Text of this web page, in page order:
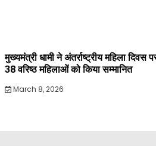
मुख्यमंत्री धामी ने अंतर्राष्ट्रीय महिला दिवस
38 वरिष्ठ महिलाओं को किया सम्मानित
March 8, 2026